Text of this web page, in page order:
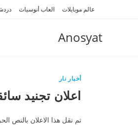
عالم موبايلات العاب أنوسيات
Anosyat
أخبار نار
اعلان تجنيد
تم نقل هذا الاعلان بالنص